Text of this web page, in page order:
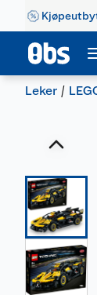
Leker